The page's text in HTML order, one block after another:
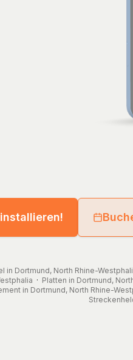
in Dortmund, North Rhine-
· Platten in Dortmund,
in Dortmund, North Rhine-